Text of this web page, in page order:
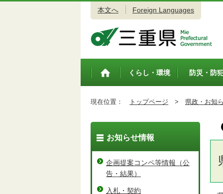
本文へ Foreign Languages
トップペ
くらし・環境 防災・防
現在位置： トップページ > 県政・お知
お知らせ情報
企画提案コンペ等情報（公
告・結果）
入札・契約